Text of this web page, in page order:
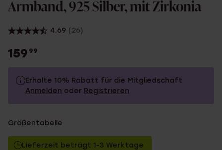
Armband, 925 Silber, mit Zirkonia
4.69 (26)
159 99
Erhalte 10% Rabatt für die Mitgliedschaft
Anmelden oder Registrieren
Ohne Mitgliederrabatt
Größentabelle
Lieferzeit beträgt 1-3 Werktage